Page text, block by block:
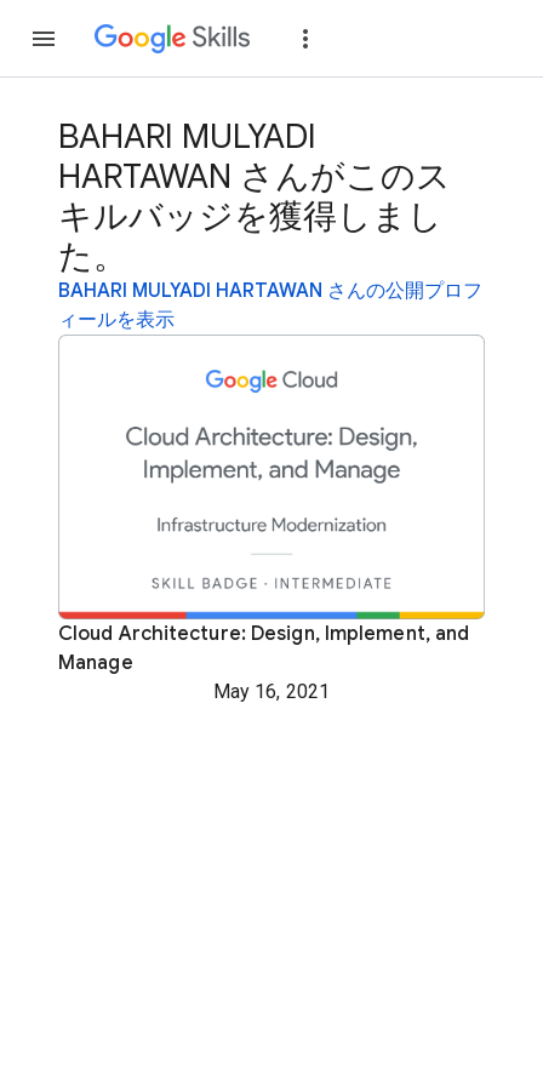
BAHARI MULYADI
HARTAWAN さんがこのス
キルバッジを獲得しまし
た。
BAHARI MULYADI HARTAWAN さんの公開プロフ
ィールを表示